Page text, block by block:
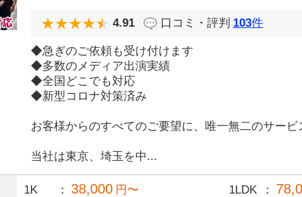
4.91 口コミ・評判 103件
◆急ぎのご依頼も受け付けます
◆多数のメディア出演実績
◆全国どこでも対応
◆新型コロナ対策済み
お客様からのすべてのご要望に、唯一無二のサービ
当社は東京、埼玉を中...
1K 38,000 円〜 1LDK